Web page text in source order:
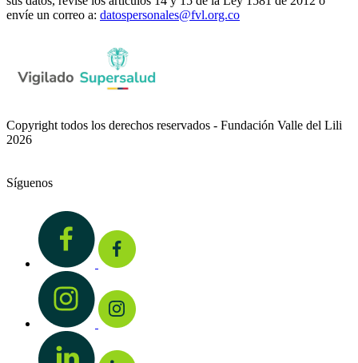
envíe un correo a: datospersonales@fvl.org.co
Copyright todos los derechos reservados - Fundación Valle del Lili
2026
Síguenos